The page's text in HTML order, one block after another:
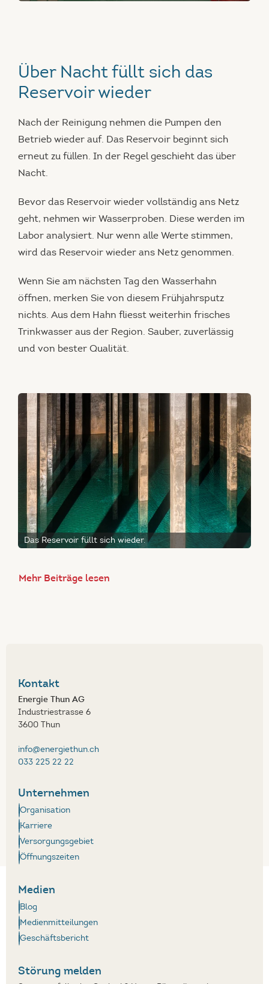
Über Nacht füllt sich das
Reservoir wieder
Nach der Reinigung nehmen die Pumpen den
Betrieb wieder auf. Das Reservoir beginnt sich
erneut zu füllen. In der Regel geschieht das über
Nacht.
Bevor das Reservoir wieder vollständig ans Netz
geht, nehmen wir Wasserproben. Diese werden im
Labor analysiert. Nur wenn alle Werte stimmen,
wird das Reservoir wieder ans Netz genommen.
Wenn Sie am nächsten Tag den Wasserhahn
öffnen, merken Sie von diesem Frühjahrsputz
nichts. Aus dem Hahn fliesst weiterhin frisches
Trinkwasser aus der Region. Sauber, zuverlässig
und von bester Qualität.
Das Reservoir füllt sich wieder.
Mehr Beiträge lesen
Kontakt
Energie Thun AG
Industriestrasse 6
3600 Thun
info@energiethun.ch
033 225 22 22
Unternehmen
Organisation
Karriere
Versorgungsgebiet
Öffnungszeiten
Medien
Blog
Medienmitteilungen
Geschäftsbericht
Störung melden